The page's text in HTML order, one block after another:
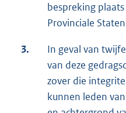
bespreking
Provinciale
3.
In geval van
van deze
zover die
kunnen leden